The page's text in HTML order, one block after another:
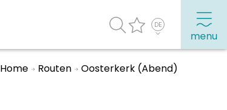
menu
Home Routen Oosterkerk (Abend)